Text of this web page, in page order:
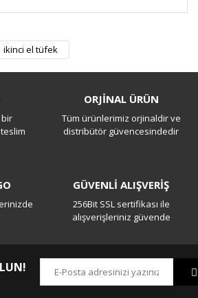
ilk yorumu siz yapın!
ikinci el tüfek
bir
ORJİNAL ÜRÜN
Tüm ürünlerimiz orjinaldir ve
distribütör güvencesindedir
GÜVENLİ ALIŞVERİŞ
256Bit SSL sertifikası ile
alışverişleriniz güvende